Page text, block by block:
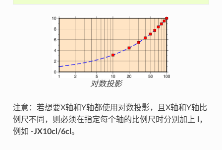
对数投影
注意：若想要X轴和Y轴都使用对数投影，且X轴和Y轴比
例尺不同，则必须在指定每个轴的比例尺时分别加上
，
例如 -JX10cl/6cl 。